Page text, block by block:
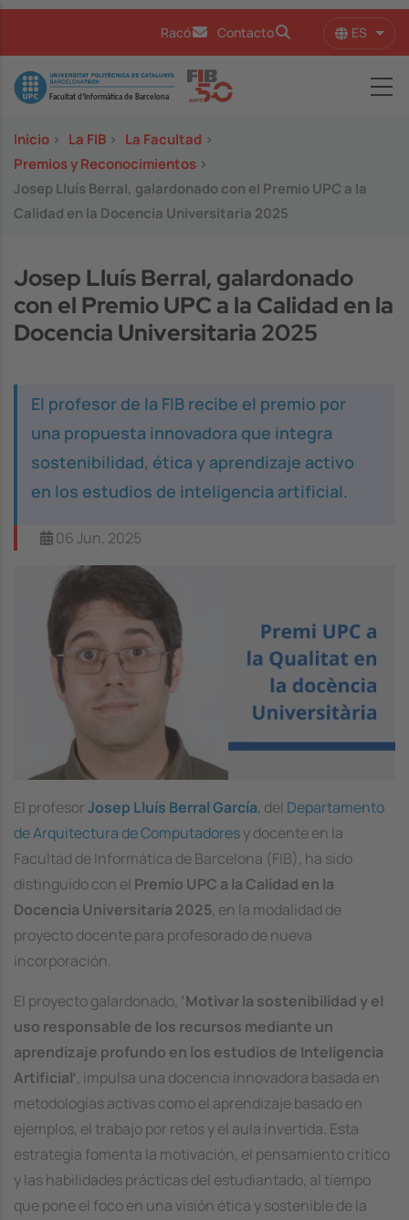
Racó Contacto ES
Image
Inicio > La FIB > La Facultad >
Premios y Reconocimientos >
Josep Lluís Berral, galardonado con el Premio UPC a la
Calidad en la Docencia Universitaria 2025
Josep Lluís Berral, galardonado
con el Premio UPC a la Calidad en la
Docencia Universitaria 2025
El profesor de la FIB recibe el premio por
una propuesta innovadora que integra
sostenibilidad, ética y aprendizaje activo
en los estudios de inteligencia artificial.
06 Jun, 2025
El profesorJosep Lluís Berral García, del Departamento
de Arquitectura de Computadoresy docente en la
Facultad de Informática de Barcelona (FIB), ha sido
distinguido con el Premio UPC a la Calidad en la
Docencia Universitaria 2025, en la modalidad de
proyecto docente para profesorado de nueva
incorporación.
El proyecto galardonado, ‘Motivar la sostenibilidad y el
uso responsable de los recursos mediante un
aprendizaje profundo en los estudios de Inteligencia
Artificial’, impulsa una docencia innovadora basada en
metodologías activas como el aprendizaje basado en
ejemplos, el trabajo por retos y el aula invertida. Esta
estrategia fomenta la motivación, el pensamiento crítico
y las habilidades prácticas del estudiantado, al tiempo
que pone el foco en una visión ética y sostenible de la